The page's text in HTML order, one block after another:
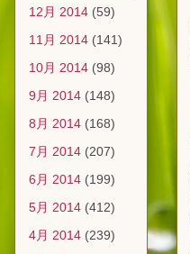
12月 2014 (59)
11月 2014 (141)
10月 2014 (98)
9月 2014 (148)
8月 2014 (168)
7月 2014 (207)
6月 2014 (199)
5月 2014 (412)
4月 2014 (239)